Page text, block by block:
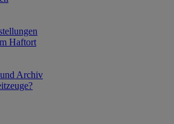
Haftort
Archiv